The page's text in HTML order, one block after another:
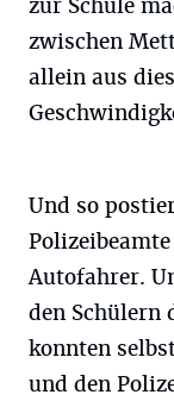
zur Schule
zwischen
allein aus
Und so
Autofahrer.
den Schülern
konnten
und den